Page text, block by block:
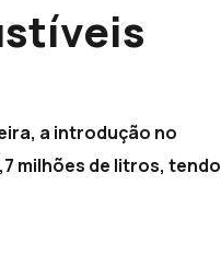
a introdução no
milhões de litros, tendo